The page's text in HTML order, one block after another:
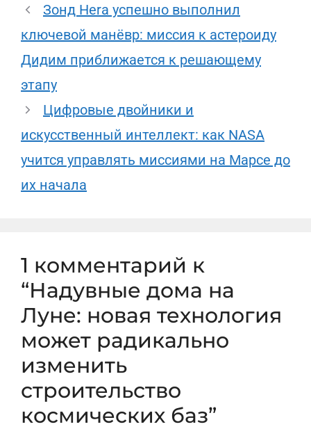
Зонд Hera успешно выполнил
ключевой манёвр: миссия к астероиду
Дидим приближается к решающему
этапу
Цифровые двойники и
искусственный интеллект: как NASA
учится управлять миссиями на Марсе до
их начала
1 комментарий к
“Надувные дома на
Луне: новая технология
может радикально
изменить
строительство
космических баз”